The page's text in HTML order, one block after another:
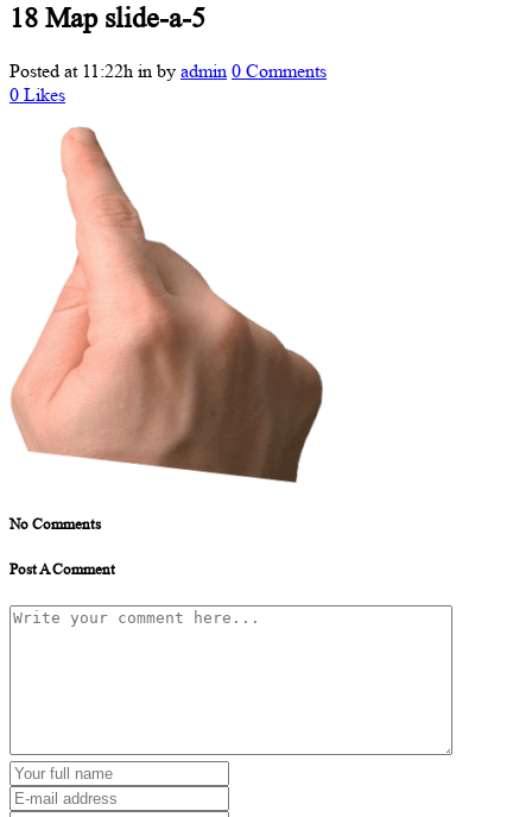
18 Марslide-a-5
Posted at 11:22h in by admin 0 Comments
0 Likes
No Comments
Post A Comment